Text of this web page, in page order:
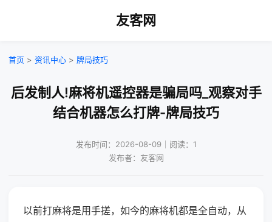
友客网
首页 > 资讯中心 > 牌局技巧
后发制人!麻将机遥控器是骗局吗_观察对手
结合机器怎么打牌-牌局技巧
发布时间：2026-08-09｜阅读：1
发布者：友客网
以前打麻将是用手搓，如今的麻将机都是全自动，从